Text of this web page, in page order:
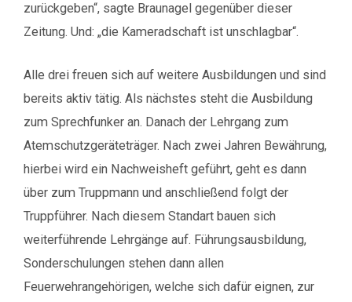
zurückgeben“, sagte Braunagel gegenüber dieser
Zeitung. Und: „die Kameradschaft ist unschlagbar“.
Alle drei freuen sich auf weitere Ausbildungen und sind
bereits aktiv tätig. Als nächstes steht die Ausbildung
zum Sprechfunker an. Danach der Lehrgang zum
Atemschutzgeräteträger. Nach zwei Jahren Bewährung,
hierbei wird ein Nachweisheft geführt, geht es dann
über zum Truppmann und anschließend folgt der
Truppführer. Nach diesem Standart bauen sich
weiterführende Lehrgänge auf. Führungsausbildung,
Sonderschulungen stehen dann allen
Feuerwehrangehörigen, welche sich dafür eignen, zur